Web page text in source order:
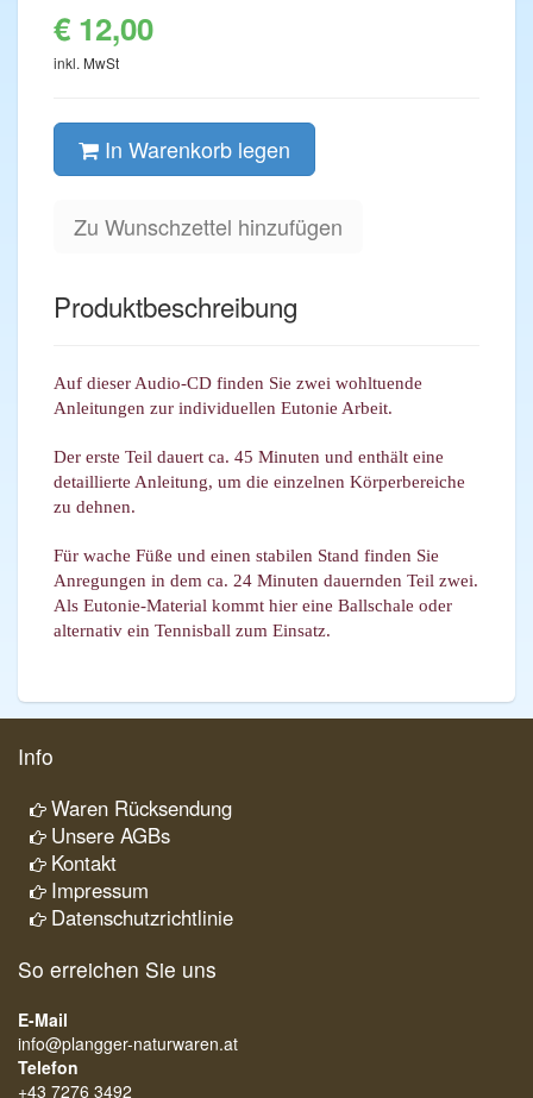
€ 12,00
inkl. MwSt
In Warenkorb legen
Zu Wunschzettel hinzufügen
Produktbeschreibung
Auf dieser Audio-CD finden Sie zwei wohltuende
Anleitungen zur individuellen Eutonie Arbeit.
Der erste Teil dauert ca. 45 Minuten und enthält eine
detaillierte Anleitung, um die einzelnen Körperbereiche
zu dehnen.
Für wache Füße und einen stabilen Stand finden Sie
Anregungen in dem ca. 24 Minuten dauernden Teil zwei.
Als Eutonie-Material kommt hier eine Ballschale oder
alternativ ein Tennisball zum Einsatz.
Info
Waren Rücksendung
Unsere AGBs
Kontakt
Impressum
Datenschutzrichtlinie
So erreichen Sie uns
E-Mail
info@plangger-naturwaren.at
Telefon
+43 7276 3492